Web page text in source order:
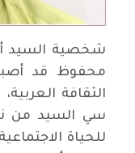
شخصية السيد
محفوظ قد
الثقافة
سي السيد من
للحياة